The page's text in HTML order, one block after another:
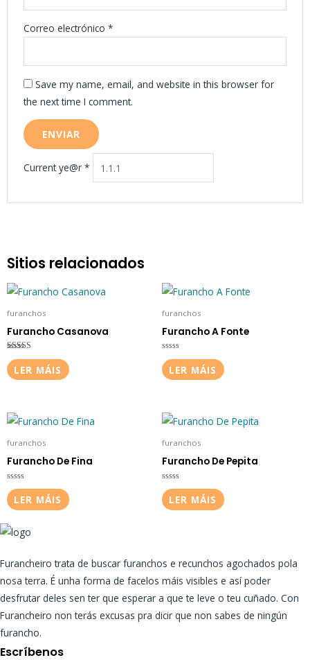
Correo electrónico *
Save my name, email, and website in this browser for
the next time I comment.
Current ye@r *
Sitios relacionados
furanchos
Furancho Casanova
Valorado
en
3.33
de 5
LER MÁIS
furanchos
Furancho A Fonte
Valorado
en
0
de
LER MÁIS
furanchos
Furancho De Fina
Valorado
en
0
de
LER MÁIS
furanchos
Furancho De Pepita
Valorado
en
0
de
LER MÁIS
Furancheiro trata de buscar furanchos e recunchos agochados pola
nosa terra. É unha forma de facelos máis visibles e así poder
desfrutar deles sen ter que esperar a que te leve o teu cuñado. Con
Furancheiro non terás excusas pra dicir que non sabes de ningún
furancho.
Escríbenos